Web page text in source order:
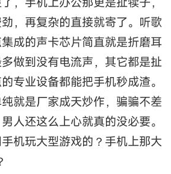
，再复杂的直接就寄了。听歌
成的声卡芯片简直就是折磨耳
做到没有电流声，其它都是扯
专业设备都能把手机秒成渣。
就是厂家成天炒作，骗骗不差
人还这么上心就真的没必要。
机玩大型游戏的？手机上那大